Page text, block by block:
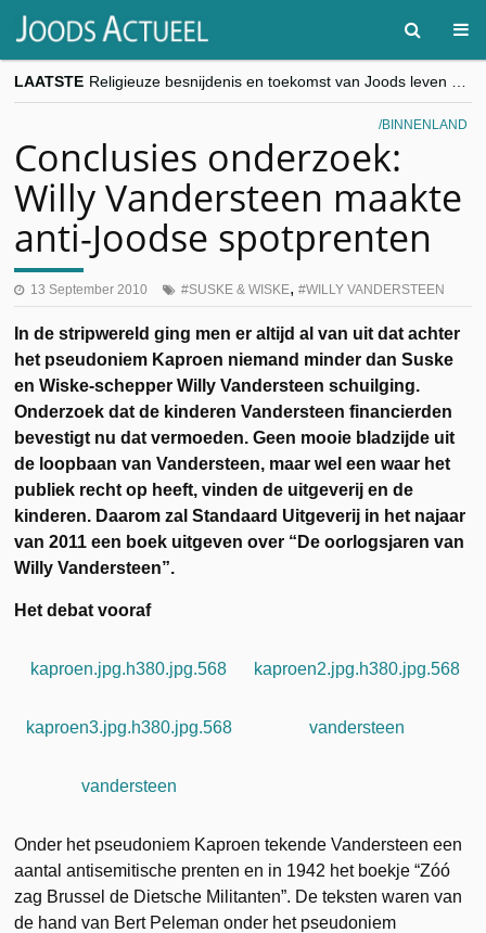
LAATSTE
“Besnijdenisdebat toont hoe moeilijk seculiere Westen minderheden begrijpt”, Jinnih Beels (Vooruit)
CITYTRIP | ROEMENIË – Boekarest: de verrassing van Oost-Europa
BINNENLAND
Conclusies onderzoek:
Willy Vandersteen maakte
anti-Joodse spotprenten
13 September 2010 SUSKE & WISKE, WILLY VANDERSTEEN
In de stripwereld ging men er altijd al van uit dat achter
het pseudoniem Kaproen niemand minder dan Suske
en Wiske-schepper Willy Vandersteen schuilging.
Onderzoek dat de kinderen Vandersteen financierden
bevestigt nu dat vermoeden. Geen mooie bladzijde uit
de loopbaan van Vandersteen, maar wel een waar het
publiek recht op heeft, vinden de uitgeverij en de
kinderen. Daarom zal Standaard Uitgeverij in het najaar
van 2011 een boek uitgeven over “De oorlogsjaren van
Willy Vandersteen”.
Het debat vooraf
kaproen.jpg.h380.jpg.568 kaproen2.jpg.h380.jpg.568
kaproen3.jpg.h380.jpg.568 vandersteen
vandersteen
Onder het pseudoniem Kaproen tekende Vandersteen een
aantal antisemitische prenten en in 1942 het boekje “Zóó
zag Brussel de Dietsche Militanten”. De teksten waren van
de hand van Bert Peleman onder het pseudoniem